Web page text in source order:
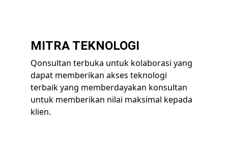
MITRA TEKNOLOGI
Qonsultan terbuka untuk kolaborasi yang
dapat memberikan akses teknologi
terbaik yang memberdayakan konsultan
untuk memberikan nilai maksimal kepada
klien.